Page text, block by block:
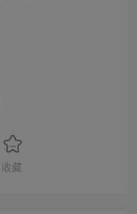
收藏